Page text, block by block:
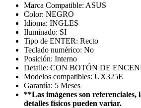
Marca Compatible: ASUS
Color: NEGRO
Idioma: INGLES
Iluminado: SI
Tipo de ENTER: Recto
Teclado numérico: No
Posición: Interno
Detalle: CON BOTÓN DE
Modelos compatibles: UX325E
Garantía: 5 Meses
**Las imágenes son referenciales,
detalles físicos pueden variar.